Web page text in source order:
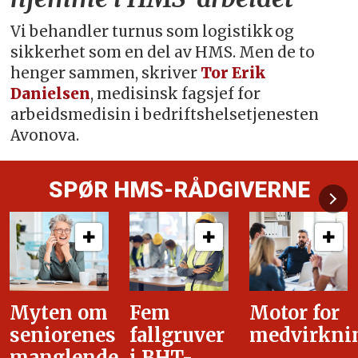
Vi behandler turnus som logistikk og
sikkerhet som en del av HMS. Men de to
henger sammen, skriver Tor Erik
Danielsen, medisinsk fagsjef for
arbeidsmedisin i bedriftshelsetjenesten
Avonova.
SPØR HMS-RÅDGIVERNE
Fem
fallgruver
Motor for
medvirkning
i